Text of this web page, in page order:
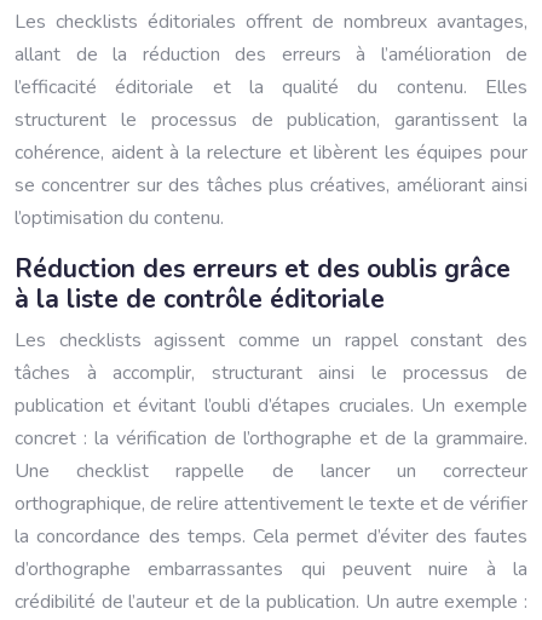
Les checklists éditoriales offrent de nombreux avantages,
allant de la réduction des erreurs à l’amélioration de
l’efficacité éditoriale et la qualité du contenu. Elles
structurent le processus de publication, garantissent la
cohérence, aident à la relecture et libèrent les équipes pour
se concentrer sur des tâches plus créatives, améliorant ainsi
l’optimisation du contenu.
Réduction des erreurs et des oublis grâce
à la liste de contrôle éditoriale
Les checklists agissent comme un rappel constant des
tâches à accomplir, structurant ainsi le processus de
publication et évitant l’oubli d’étapes cruciales. Un exemple
concret : la vérification de l’orthographe et de la grammaire.
Une checklist rappelle de lancer un correcteur
orthographique, de relire attentivement le texte et de vérifier
la concordance des temps. Cela permet d’éviter des fautes
d’orthographe embarrassantes qui peuvent nuire à la
crédibilité de l’auteur et de la publication. Un autre exemple :